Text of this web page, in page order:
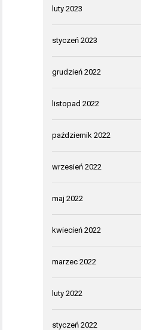
luty 2023
styczeń 2023
grudzień 2022
listopad 2022
październik 2022
wrzesień 2022
maj 2022
kwiecień 2022
marzec 2022
luty 2022
styczeń 2022